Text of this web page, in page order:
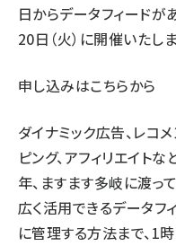
日からデータフィード
20日（火）に開催いたしま
申し込みはこちらから
ダイナミック広告、レコ
ピング、アフィリエイト
年、ますます多岐に渡っ
広く活用できるデータフ
に管理する方法まで、1